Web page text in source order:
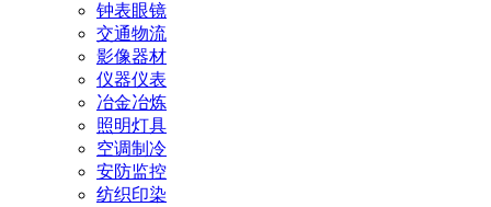
钟表眼镜
交通物流
影像器材
仪器仪表
冶金冶炼
照明灯具
空调制冷
安防监控
纺织印染